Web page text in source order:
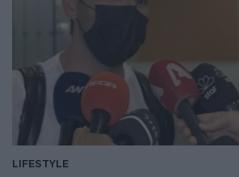
LIFESTYLE